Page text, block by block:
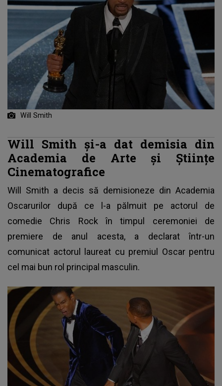
Will Smith
Will Smith şi-a dat demisia din
Academia de Arte şi Ştiinţe
Cinematografice
Will Smith a decis să demisioneze din Academia
Oscarurilor după ce l-a pălmuit pe actorul de
comedie Chris Rock în timpul ceremoniei de
premiere de anul acesta, a declarat într-un
comunicat actorul laureat cu premiul Oscar pentru
cel mai bun rol principal masculin.